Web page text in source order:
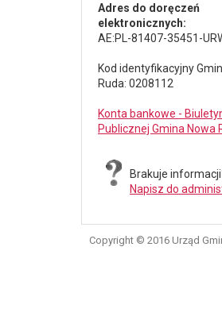
Adres do doręczeń
elektronicznych:
AE:PL-81407-35451-
Kod identyfikacyjny
Ruda: 0208112
Konta bankowe -
Publicznej Gmina Nowa
Brakuje
Napisz do
Copyright © 2016 Urząd